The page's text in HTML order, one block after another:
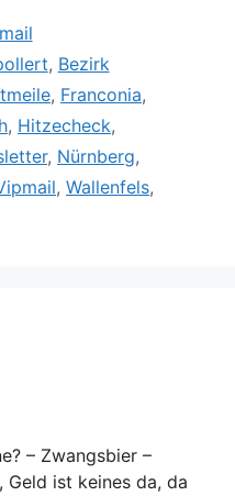
, Bezirk
, Franconia,
, Hitzecheck,
, Nürnberg,
, Wallenfels,
– Zwangsbier –
Geld ist keines da, da